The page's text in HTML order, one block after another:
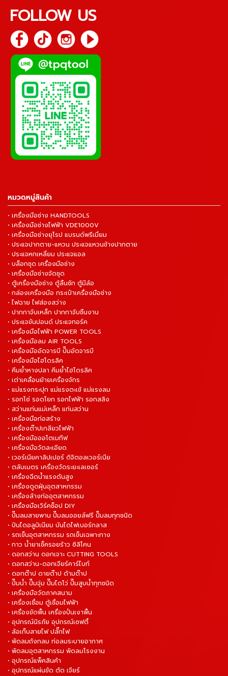
FOLLOW US
หมวดหมู่สินค้า
• เครื่องมือช่าง HANDTOOLS
• เครื่องมือช่างไฟฟ้า VDE1000V
• เครื่องมือช่างยุโรป แบรนด์พรีเมี่ยม
• ประแจปากตาย-แหวน ประแจแหวนข้างปากตาย
• ประแจหกเหลี่ยม ประแจแอล
• บล็อกชุด เครื่องมือช่าง
• เครื่องมือช่างจัดชุด
• ตู้เครื่องมือช่าง ตู้ลิ้นชัก ตู้มีล้อ
• กล่องเครื่องมือ กระเป๋าเครื่องมือช่าง
• ไฟฉาย ไฟส่องสว่าง
• ปากกาจับเหล็ก ปากกาจับชิ้นงาน
• ประแจขันปอนด์ ประแจทอร์ค
• เครื่องมือไฟฟ้า POWER TOOLS
• เครื่องมือลม AIR TOOLS
• เครื่องมืออัดจารบี ปั๊มอัดจารบี
• เครื่องมือไฮโดรลิค
• คีมย้ำหางปลา คีมย้ำไฮโดรลิค
• เต่าเคลื่อนย้ายเครื่องจักร
• แม่แรงกระปุก แม่แรงตะเข้ แม่แรงลม
• รอกโซ่ รอดโยก รอกไฟฟ้า รอกสลิง
• สว่านแท่นแม่เหล็ก แท่นสว่าน
• เครื่องมือก่อสร้าง
• เครื่องต๊าปเกลียวไฟฟ้า
• เครื่องมือออโตเมทีฟ
• เครื่องมือวัดละเอียด
• เวอร์เนียคาลิปเปอร์ ดิจิตอลเวอร์เนีย
• ตลับเมตร เครื่องวัดระยะเลเซอร์
• เครื่องฉีดน้ำแรงดันสูง
• เครื่องดูดฝุ่นอุตสาหกรรม
• เครื่องล้างท่ออุตสาหกรรม
• เครื่องมือเวิร์คช็อป DIY
• ปั๊มลมสายพาน ปั๊มลมออยล์ฟรี ปั๊มลมทุกชนิด
• ปันไดอลูมิเนียม บันไดไฟเบอร์กลาส
• รถเข็นอุตสาหกรรม รถเข็นเฉพาะทาง
• กาว น้ำยาเช็ครอยร้าว ซิลิโคน
• ดอกสว่าน ดอกเจาะ CUTTING TOOLS
• ดอกสว่าน-ดอกเจียร์คาร์ไบท์
• ดอกต๊าป ดายต๊าป ด้ามต๊าป
• ปั๊มน้ำ ปั๊มจุ่ม ปั๊มไดโว่ ปั๊มสูบน้ำทุกชนิด
• เครื่องมือวัดภาคสนาม
• เครื่องเชื่อม ตู้เชื่อมไฟฟ้า
• เครื่องขัดพื้น เครื่องปั่นเงาพื้น
• อุปกรณ์นิรภัย อุปกรณ์เซฟตี้
• ล้อเก็บสายไฟ ปลั๊กไฟ
• พัดลมถังกลม ท่อลมระบายอากาศ
• พัดลมอุตสาหกรรม พัดลมโรงงาน
• อุปกรณ์แพ็คสินค้า
• อุปกรณ์แผ่นขัด ตัด เจียร์